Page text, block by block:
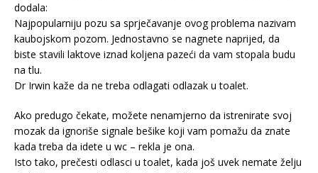
dodala:
Najpopularniju pozu sa sprječavanje ovog problema nazivam
kaubojskom pozom. Jednostavno se nagnete naprijed, da
biste stavili laktove iznad koljena pazeći da vam stopala budu
na tlu.
Dr Irwin kaže da ne treba odlagati odlazak u toalet.
Ako predugo čekate, možete nenamjerno da istrenirate svoj
mozak da ignoriše signale bešike koji vam pomažu da znate
kada treba da idete u wc – rekla je ona.
Isto tako, prečesti odlasci u toalet, kada još uvek nemate želju